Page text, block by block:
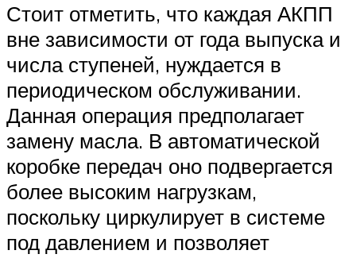
Стоит отметить, что каждая АКПП
вне зависимости от года выпуска и
числа ступеней, нуждается в
периодическом обслуживании.
Данная операция предполагает
замену масла. В автоматической
коробке передач оно подвергается
более высоким нагрузкам,
поскольку циркулирует в системе
под давлением и позволяет